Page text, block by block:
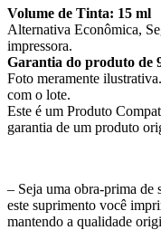
Volume de Tinta: 15 ml
Alternativa Econômica,
impressora.
Garantia do produto de
Foto meramente
com o lote.
Este é um Produto
garantia de um produto
– Seja uma obra-prima
este suprimento você
mantendo a qualidade